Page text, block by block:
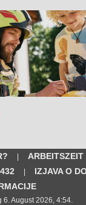
ARBEITSZEIT
IZJAVA O
6. August 2026, 4:54.